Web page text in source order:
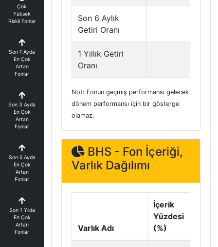
Çok
Yüksek
Riskli Fonlar
Son 1 Ayda
En Çok
Artan
Fonlar
Son 3 Ayda
En Çok
Artan
Fonlar
Son 6 Ayda
En Çok
Artan
Fonlar
Son 1 Yılda
En Çok
Artan
Fonlar
Son 6 Aylık
Getiri Oranı
1 Yıllık Getiri
Oranı
Not: Fonun geçmiş performansı gelecek
dönem performansı için bir gösterge
olamaz.
BHS - Fon İçeriği,
Varlık Dağılımı
Varlık Adı
İçerik
Yüzdesi
(%)